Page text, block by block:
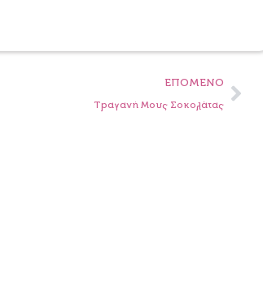
ΕΠΌΜΕΝΟ
Τραγανή Μους Σοκολάτας
Next